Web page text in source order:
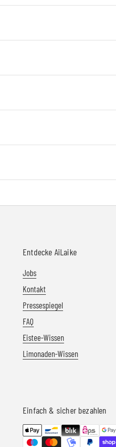
Entdecke AiLaike
Jobs
Kontakt
Pressespiegel
FAQ
Eistee-Wissen
Limonaden-Wissen
Einfach & sicher bezahlen